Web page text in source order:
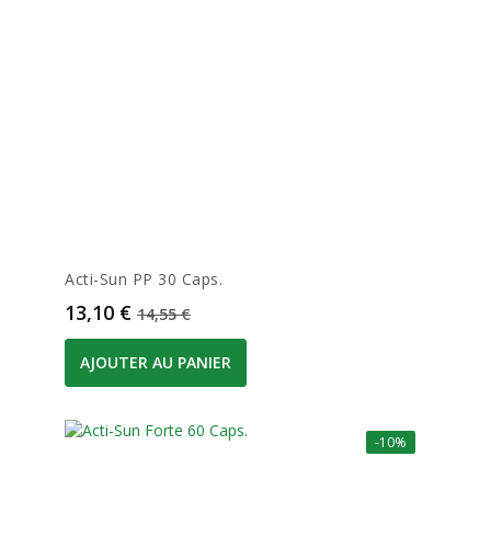
Acti-Sun PP 30 Caps.
Prix
13,10 € Prix de base
14,55 €
AJOUTER AU PANIER
-10%